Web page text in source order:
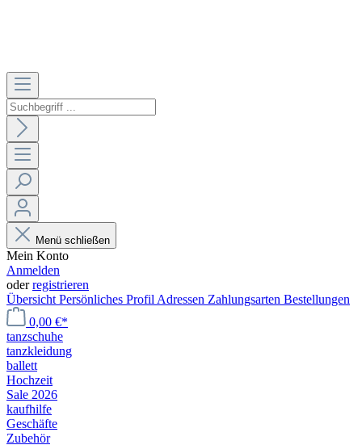
Menü schließen
Mein Konto
Anmelden
oderregistrieren
Übersicht Persönliches Profil Adressen Zahlungsarten Bestellungen
0,00 €*
tanzschuhe
tanzkleidung
ballett
Hochzeit
Sale 2026
kaufhilfe
Geschäfte
Zubehör